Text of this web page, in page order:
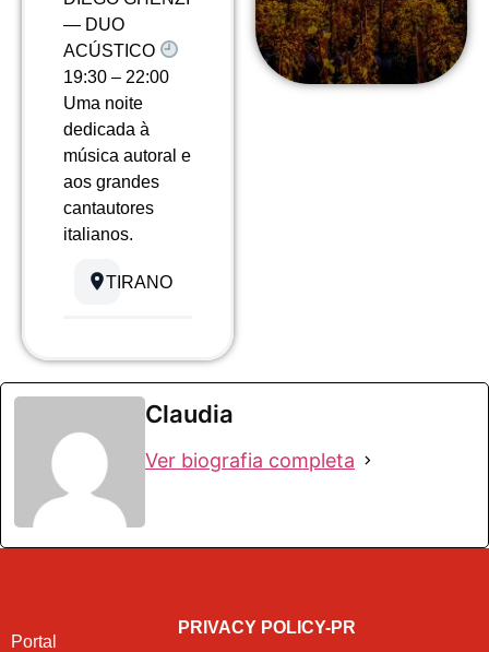
— DUO
ACÚSTICO
19:30 – 22:00
Uma noite
dedicada à
música autoral e
aos grandes
cantautores
italianos.
TIRANO
Claudia
Ver biografia completa
Portal
PRIVACY POLICY-PR